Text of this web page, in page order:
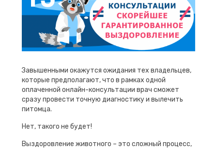
Завышенными окажутся ожидания тех владельцев,
которые предполагают, что в рамках одной
оплаченной онлайн-консультации врач сможет
сразу провести точную диагностику и вылечить
питомца.
Нет, такого не будет!
Выздоровление животного – это сложный процесс,